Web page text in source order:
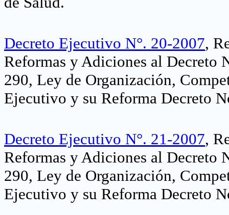
Decreto Ejecutivo N°. 20-2007,
Reformas y Adiciones al Decreto
290, Ley de Organización,
Ejecutivo y su Reforma Decreto
Decreto Ejecutivo N°. 21-2007,
Reformas y Adiciones al Decreto
290, Ley de Organización,
Ejecutivo y su Reforma Decreto